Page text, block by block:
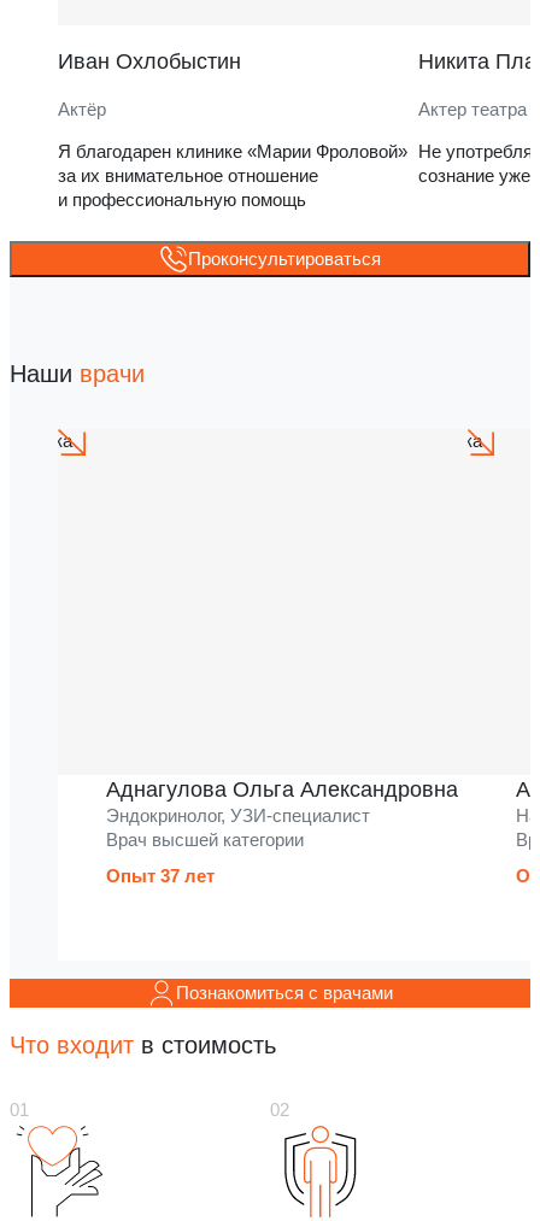
Иван Охлобыстин
Актёр
Я благодарен клинике «Марии Фроловой»
за их внимательное отношение
и профессиональную помощь
Никита
Актер театра
Не
сознание уже
Проконсультироваться
Наши врачи
Аднагулова Ольга Александровна
Эндокринолог, УЗИ-специалист
Врач высшей категории
Опыт 37 лет
Познакомиться с врачами
Что входит в стоимость